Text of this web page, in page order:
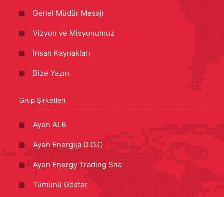
Genel Müdür Mesajı
Vizyon ve Misyonumuz
İnsan Kaynakları
Bize Yazın
Grup Şirketleri
Ayen ALB
Ayen Energija D.O.O
Ayen Energy Trading Sha
Tümünü Göster